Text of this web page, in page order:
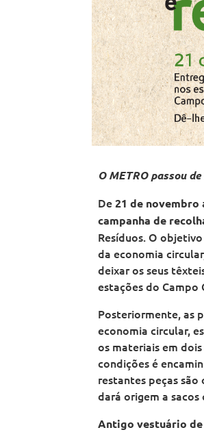
O METRO passou
De21 de novembro
campanha de
Resíduos. O
da economia
deixar os seus
estações do
Posteriormente, as
economia circular,
os materiais em
condições é
restantes peças
dará origem a
Antigo vestuário